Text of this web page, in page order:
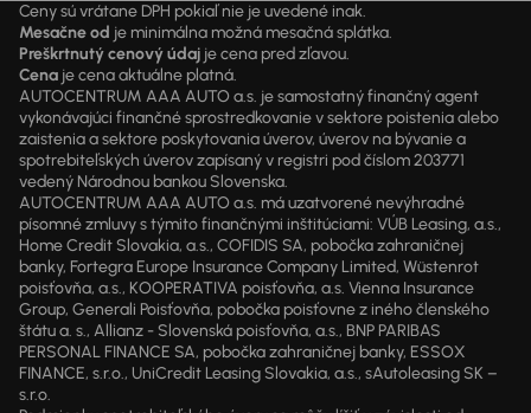
Ceny sú vrátane DPH pokiaľ nie je uvedené inak.
Mesačne od je minimálna možná mesačná splátka.
Preškrtnutý cenový údaj je cena pred zľavou.
Cena je cena aktuálne platná.
AUTOCENTRUM AAA AUTO a.s. je samostatný finančný agent
vykonávajúci finančné sprostredkovanie v sektore poistenia alebo
zaistenia a sektore poskytovania úverov, úverov na bývanie a
spotrebiteľských úverov zapísaný v registri pod číslom 203771
vedený Národnou bankou Slovenska.
AUTOCENTRUM AAA AUTO a.s. má uzatvorené nevýhradné
písomné zmluvy s týmito finančnými inštitúciami: VÚB Leasing, a.s.,
Home Credit Slovakia, a.s., COFIDIS SA, pobočka zahraničnej
banky, Fortegra Europe Insurance Company Limited, Wüstenrot
poisťovňa, a.s., KOOPERATIVA poisťovňa, a.s. Vienna Insurance
Group, Generali Poisťovňa, pobočka poisťovne z iného členského
štátu a. s., Allianz - Slovenská poisťovňa, a.s., BNP PARIBAS
PERSONAL FINANCE SA, pobočka zahraničnej banky, ESSOX
FINANCE, s.r.o., UniCredit Leasing Slovakia, a.s., sAutoleasing SK –
s.r.o.